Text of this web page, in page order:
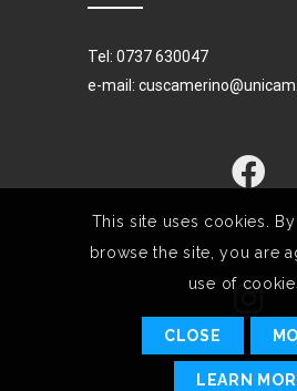
Tel: 0737 630047
e-mail:
This site uses cookies.
browse the site, you are
use of
CLOSE
LEARN